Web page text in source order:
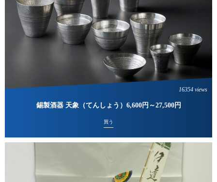
錫製酒器 天象（てんしょう）6,600円～27,500円
買う
16354 views